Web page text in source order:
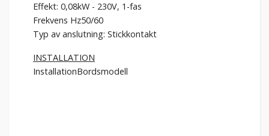
Effekt: 0,08kW - 230V, 1-fas
Frekvens Hz50/60
Typ av anslutning: Stickkontakt
INSTALLATION
InstallationBordsmodell